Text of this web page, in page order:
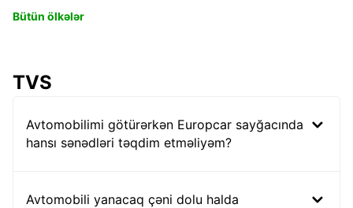
Bütün ölkələr
TVS
Avtomobilimi götürərkən Europcar sayğacında
hansı sənədləri təqdim etməliyəm?
Avtomobili yanacaq çəni dolu halda